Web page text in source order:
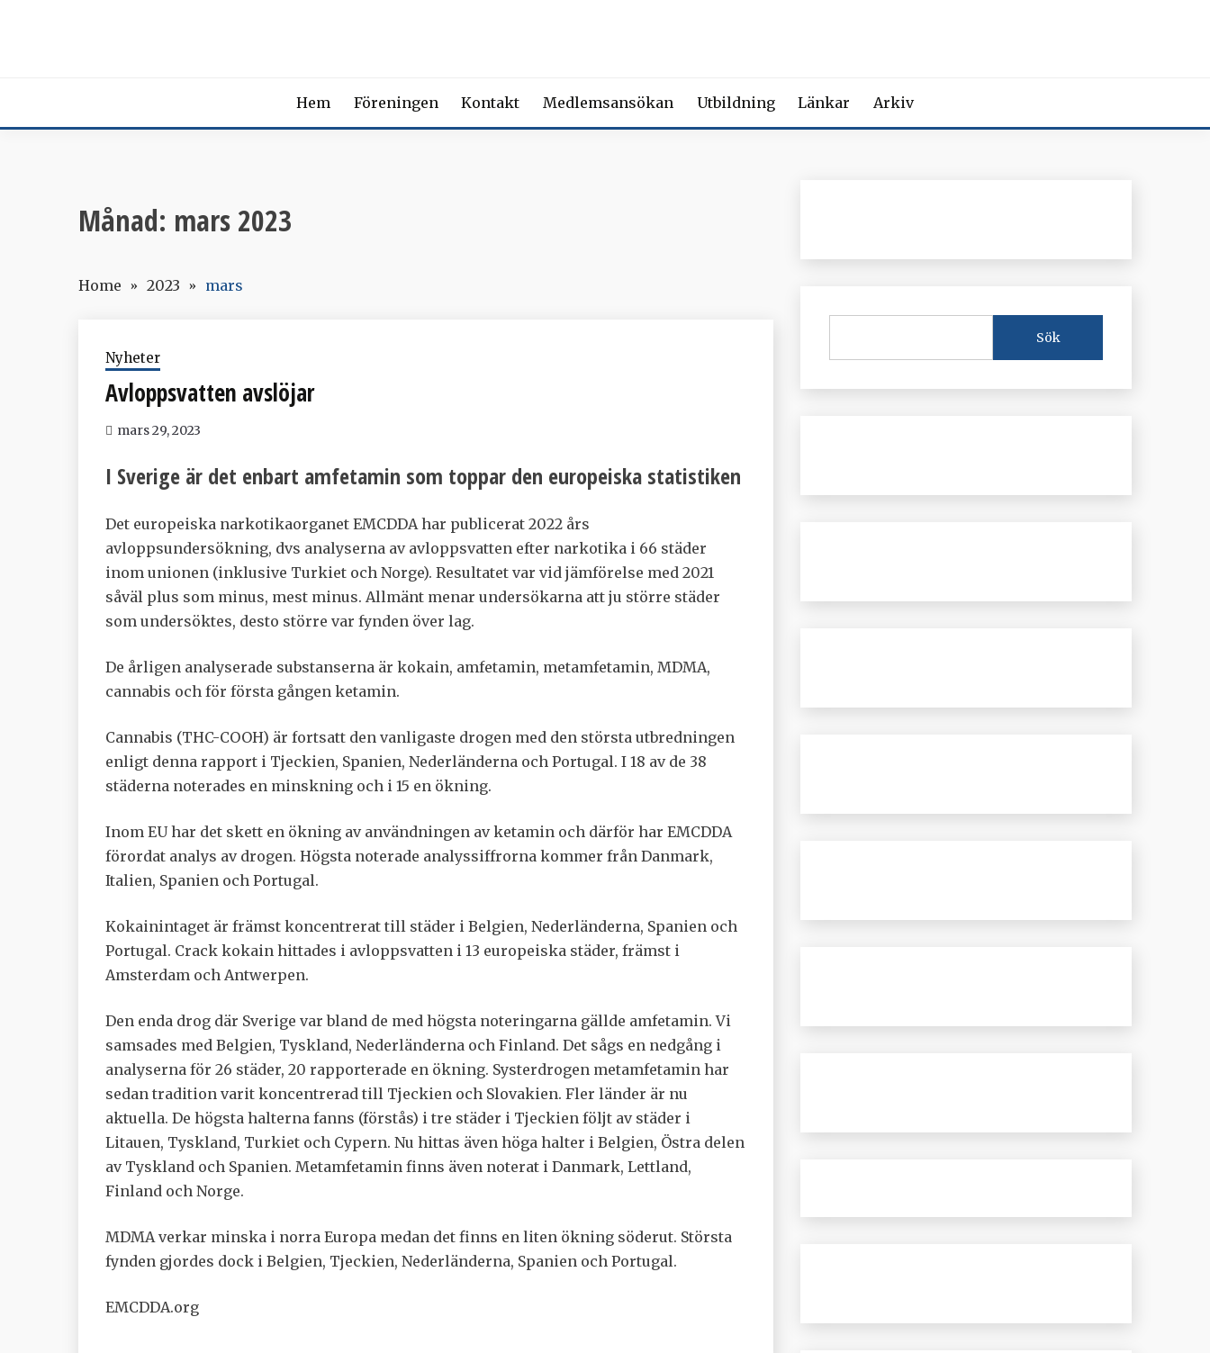
Hem Föreningen Kontakt Medlemsansökan Utbildning Länkar Arkiv
Månad: mars 2023
Home 2023 mars
Nyheter
Avloppsvatten avslöjar
mars 29, 2023
I Sverige är det enbart amfetamin som toppar den europeiska statistiken
Det europeiska narkotikaorganet EMCDDA har publicerat 2022 års
avloppsundersökning, dvs analyserna av avloppsvatten efter narkotika i 66 städer
inom unionen (inklusive Turkiet och Norge). Resultatet var vid jämförelse med 2021
såväl plus som minus, mest minus. Allmänt menar undersökarna att ju större städer
som undersöktes, desto större var fynden över lag.
De årligen analyserade substanserna är kokain, amfetamin, metamfetamin, MDMA,
cannabis och för första gången ketamin.
Cannabis (THC-COOH) är fortsatt den vanligaste drogen med den största utbredningen
enligt denna rapport i Tjeckien, Spanien, Nederländerna och Portugal. I 18 av de 38
städerna noterades en minskning och i 15 en ökning.
Inom EU har det skett en ökning av användningen av ketamin och därför har EMCDDA
förordat analys av drogen. Högsta noterade analyssiffrorna kommer från Danmark,
Italien, Spanien och Portugal.
Kokainintaget är främst koncentrerat till städer i Belgien, Nederländerna, Spanien och
Portugal. Crack kokain hittades i avloppsvatten i 13 europeiska städer, främst i
Amsterdam och Antwerpen.
Den enda drog där Sverige var bland de med högsta noteringarna gällde amfetamin. Vi
samsades med Belgien, Tyskland, Nederländerna och Finland. Det sågs en nedgång i
analyserna för 26 städer, 20 rapporterade en ökning. Systerdrogen metamfetamin har
sedan tradition varit koncentrerad till Tjeckien och Slovakien. Fler länder är nu
aktuella. De högsta halterna fanns (förstås) i tre städer i Tjeckien följt av städer i
Litauen, Tyskland, Turkiet och Cypern. Nu hittas även höga halter i Belgien, Östra delen
av Tyskland och Spanien. Metamfetamin finns även noterat i Danmark, Lettland,
Finland och Norge.
MDMA verkar minska i norra Europa medan det finns en liten ökning söderut. Största
fynden gjordes dock i Belgien, Tjeckien, Nederländerna, Spanien och Portugal.
EMCDDA.org
Sök